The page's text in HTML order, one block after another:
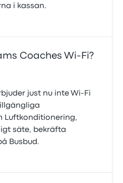
i kassan.
Coaches Wi-Fi?
just nu inte Wi-Fi
Luftkonditionering,
säte, bekräfta
Busbud.